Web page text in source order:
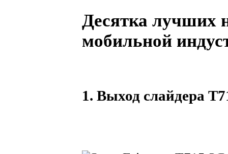
Десятка лучших
мобильной
1. Выход слайдера